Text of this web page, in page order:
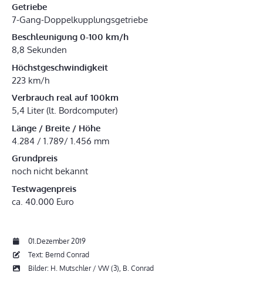
Getriebe
7-Gang-Doppelkupplungsgetriebe
Beschleunigung 0-100 km/h
8,8 Sekunden
Höchstgeschwindigkeit
223 km/h
Verbrauch real auf 100km
5,4 Liter (lt. Bordcomputer)
Länge / Breite / Höhe
4.284 / 1.789/ 1.456 mm
Grundpreis
noch nicht bekannt
Testwagenpreis
ca. 40.000 Euro
01.Dezember 2019
Text: Bernd Conrad
Bilder: H. Mutschler / VW (3), B. Conrad